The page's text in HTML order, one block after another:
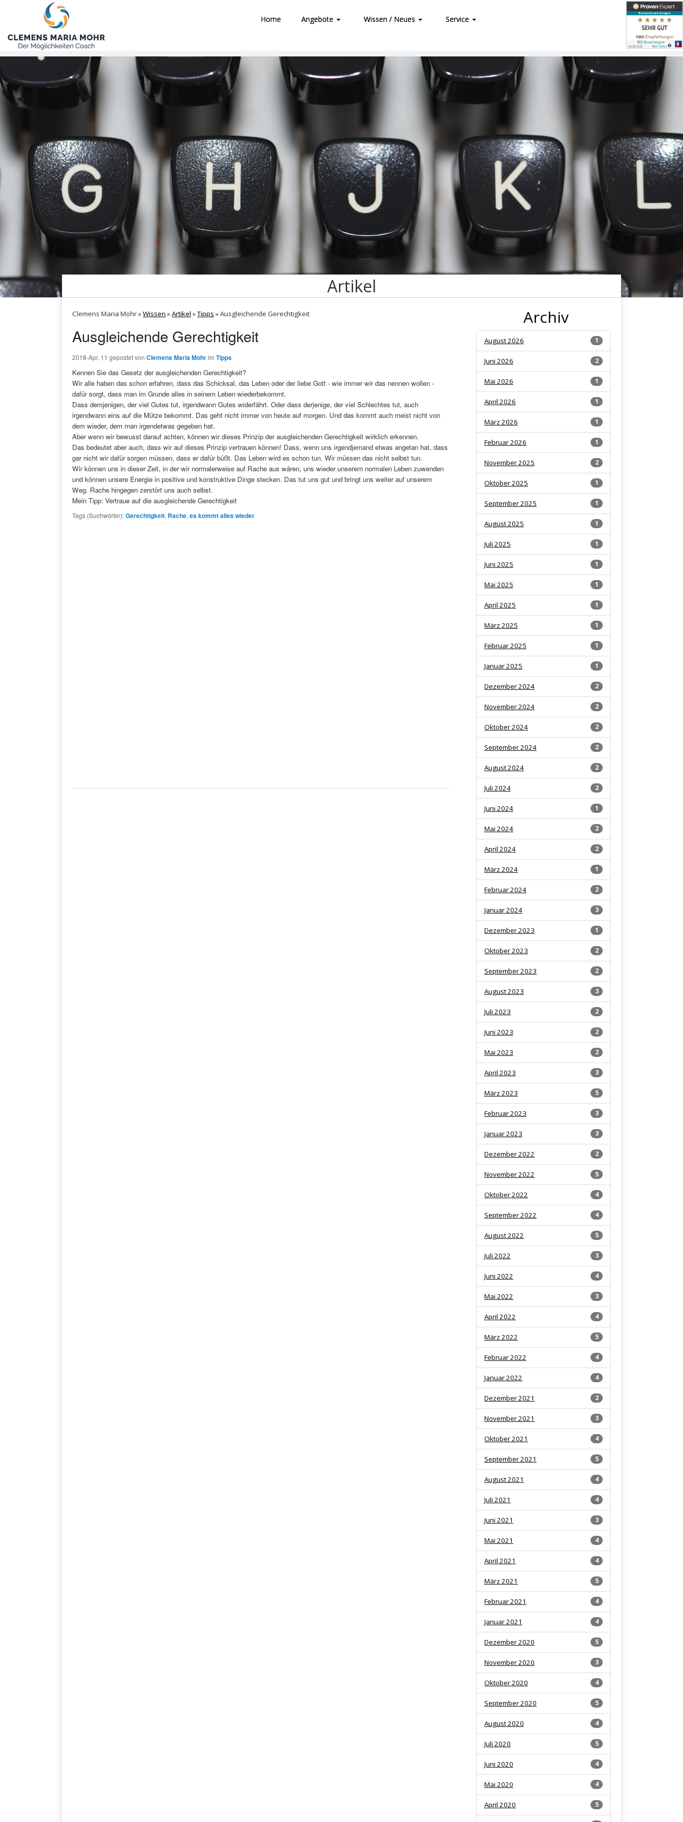
Home Angebote Wissen / Neues Service
Artikel
Clemens Maria Mohr »Wissen »Artikel »Tipps »Ausgleichende Gerechtigkeit
Ausgleichende Gerechtigkeit
2018-Apr, 11 gepostet von Clemens Maria Mohrim Tipps
Kennen Sie das Gesetz der ausgleichenden Gerechtigkeit?
Wir alle haben das schon erfahren, dass das Schicksal, das Leben oder der liebe Gott - wie immer wir das nennen wollen -
dafür sorgt, dass man im Grunde alles in seinem Leben wiederbekommt.
Dass demjenigen, der viel Gutes tut, irgendwann Gutes widerfährt. Oder dass derjenige, der viel Schlechtes tut, auch
irgendwann eins auf die Mütze bekommt. Das geht nicht immer von heute auf morgen. Und das kommt auch meist nicht von
dem wieder, dem man irgendetwas gegeben hat.
Aber wenn wir bewusst darauf achten, können wir dieses Prinzip der ausgleichenden Gerechtigkeit wirklich erkennen.
Das bedeutet aber auch, dass wir auf dieses Prinzip vertrauen können! Dass, wenn uns irgendjemand etwas angetan hat, dass
gar nicht wir dafür sorgen müssen, dass er dafür büßt. Das Leben wird es schon tun. Wir müssen das nicht selbst tun.
Wir können uns in dieser Zeit, in der wir normalerweise auf Rache aus wären, uns wieder unserem normalen Leben zuwenden
und können unsere Energie in positive und konstruktive Dinge stecken. Das tut uns gut und bringt uns weiter auf unserem
Weg. Rache hingegen zerstört uns auch selbst.
Mein Tipp: Vertraue auf die ausgleichende Gerechtigkeit
Tags (Suchwörter):Gerechtigkeit, Rache,es kommt alles wieder
Archiv
1
August 2026
2
Juni 2026
1
Mai 2026
1
April 2026
1
März 2026
1
Februar 2026
2
November 2025
1
Oktober 2025
1
September 2025
1
August 2025
1
Juli 2025
1
Juni 2025
1
Mai 2025
1
April 2025
1
März 2025
1
Februar 2025
1
Januar 2025
2
Dezember 2024
2
November 2024
2
Oktober 2024
2
September 2024
2
August 2024
2
Juli 2024
1
Juni 2024
2
Mai 2024
2
April 2024
1
März 2024
2
Februar 2024
3
Januar 2024
1
Dezember 2023
2
Oktober 2023
2
September 2023
3
August 2023
2
Juli 2023
2
Juni 2023
2
Mai 2023
3
April 2023
5
März 2023
3
Februar 2023
3
Januar 2023
2
Dezember 2022
5
November 2022
4
Oktober 2022
4
September 2022
5
August 2022
3
Juli 2022
4
Juni 2022
3
Mai 2022
4
April 2022
5
März 2022
4
Februar 2022
4
Januar 2022
2
Dezember 2021
3
November 2021
4
Oktober 2021
5
September 2021
4
August 2021
4
Juli 2021
3
Juni 2021
4
Mai 2021
4
April 2021
5
März 2021
4
Februar 2021
4
Januar 2021
5
Dezember 2020
3
November 2020
4
Oktober 2020
5
September 2020
4
August 2020
5
Juli 2020
4
Juni 2020
4
Mai 2020
5
April 2020